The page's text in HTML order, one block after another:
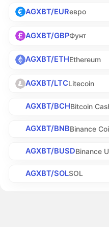
AGXBT/EURевро
AGXBT/GBPФунт
AGXBT/ETHEthereum
AGXBT/LTCLitecoin
AGXBT/BCHBitcoin
AGXBT/BNBBinance
AGXBT/BUSDBinance
AGXBT/SOLSOL